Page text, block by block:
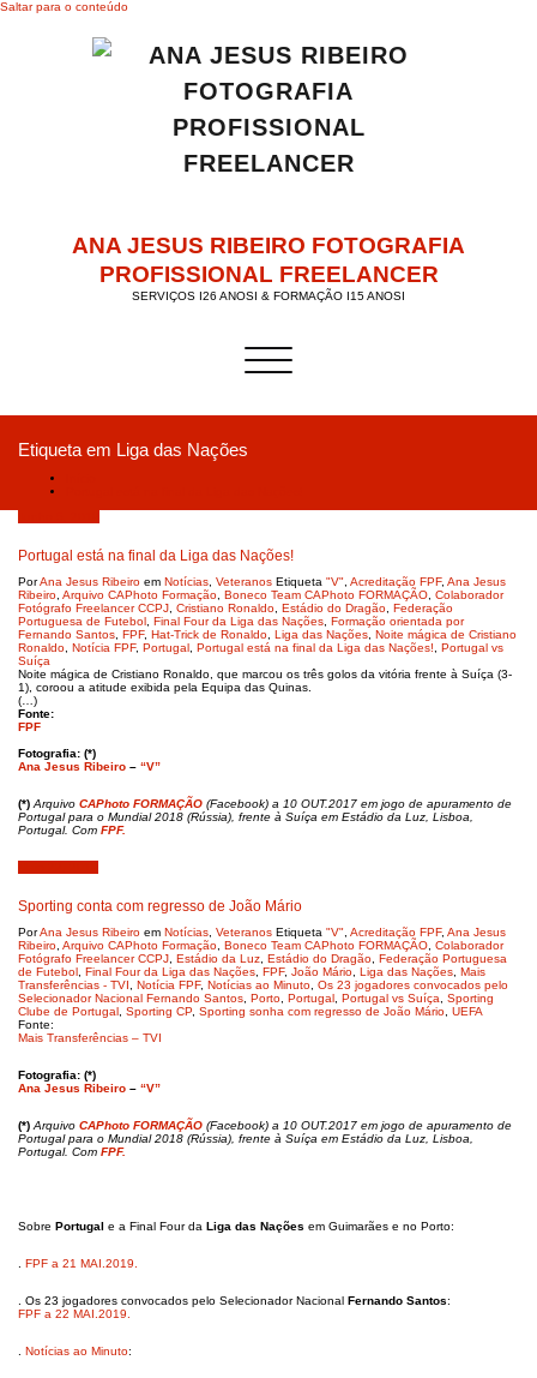
Saltar para o conteúdo
ANA JESUS RIBEIRO FOTOGRAFIA
PROFISSIONAL FREELANCER
SERVIÇOS I26 ANOSI & FORMAÇÃO I15 ANOSI
Alternar a navegação
Etiqueta em Liga das Nações
Portugal está na final da Liga das Nações!
PorAna Jesus Ribeiro em Notícias Veteranos Etiqueta "V" Acreditação FPF, Ana Jesus
Ribeiro Arquivo CAPhoto Formação Boneco Team CAPhoto FORMAÇÃO Colaborador
Fotógrafo Freelancer CCPJ Cristiano Ronaldo Estádio do Dragão Federação
Portuguesa de Futebol Final Four da Liga das Nações Formação orientada por
Fernando Santos FPF, Hat-Trick de Ronaldo Liga das Nações Noite mágica de Cristiano
Ronaldo Notícia FPF, Portugal Portugal está na final da Liga das Nações!
Portugal vs
Suíça
Noite mágica de Cristiano Ronaldo, que marcou os três golos da vitória frente à Suíça (3-
1), coroou a atitude exibida pela Equipa das Quinas.
(…)
Fonte:
FPF
Fotografia: (*)
Ana Jesus Ribeiro – “V”
(*) Arquivo CAPhoto FORMAÇÃO (Facebook) a 10 OUT.2017 em jogo de apuramento de
Portugal para o Mundial 2018 (Rússia), frente à Suíça em Estádio da Luz, Lisboa,
Portugal. Com FPF.
Sporting conta com regresso de João Mário
PorAna Jesus Ribeiro em Notícias Veteranos Etiqueta "V" Acreditação FPF, Ana Jesus
Ribeiro Arquivo CAPhoto Formação Boneco Team CAPhoto FORMAÇÃO Colaborador
Fotógrafo Freelancer CCPJ Estádio da Luz Estádio do Dragão Federação Portuguesa
de Futebol Final Four da Liga das Nações FPF, João Mário Liga das Nações Mais
Transferências - TVI
Notícia FPF, Notícias ao Minuto Os 23 jogadores convocados pelo
Selecionador Nacional Fernando Santos Porto Portugal Portugal vs Suíça
Sporting
Clube de Portugal Sporting CP, Sporting sonha com regresso de João Mário UEFA
Fonte:
Mais Transferências – TVI
Fotografia: (*)
Ana Jesus Ribeiro – “V”
(*) Arquivo CAPhoto FORMAÇÃO (Facebook) a 10 OUT.2017 em jogo de apuramento de
Portugal para o Mundial 2018 (Rússia), frente à Suíça em Estádio da Luz, Lisboa,
Portugal. Com FPF.
Sobre Portugal e a Final Four da Liga das Nações em Guimarães e no Porto:
FPF a 21 MAI.2019.
. Os 23 jogadores convocados pelo Selecionador Nacional Fernando Santos:
FPF a 22 MAI.2019.
Notícias ao Minuto: